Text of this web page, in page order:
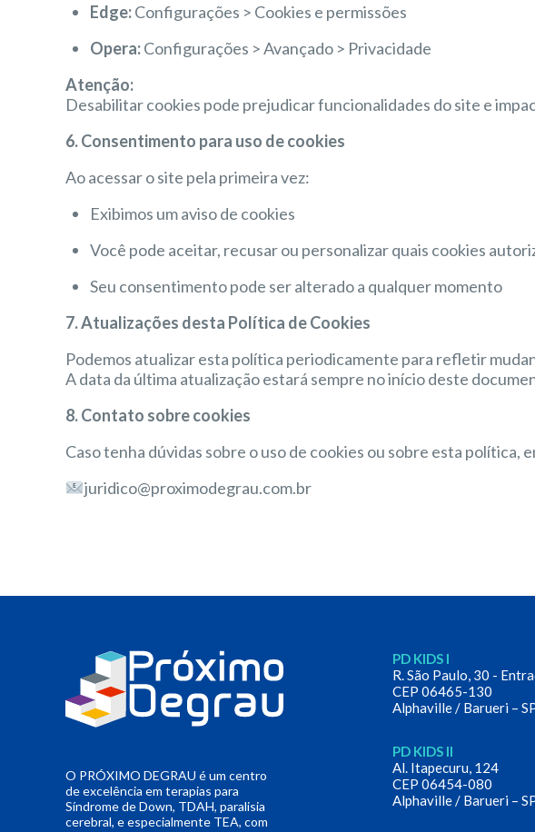
Edge:Configurações > Cookies e permissões
Opera:Configurações > Avançado > Privacidade
Atenção:
Desabilitar cookies pode prejudicar funcionalidades do site e
6. Consentimento para uso de cookies
Ao acessar o site pela primeira vez:
Exibimos um aviso de cookies
Você pode aceitar, recusar ou personalizar quais cookies
Seu consentimento pode ser alterado a qualquer momento
7. Atualizações desta Política de Cookies
Podemos atualizar esta política periodicamente para refletir
A data da última atualização estará sempre no início deste
8. Contato sobre cookies
Caso tenha dúvidas sobre o uso de cookies ou sobre esta
juridico@proximodegrau.com.br
O PRÓXIMO DEGRAU é um centro
de excelência em terapias para
Síndrome de Down, TDAH, paralisia
cerebral, e especialmente TEA, com
PD KIDS I
R. São Paulo, 30 -
CEP 06465-130
Alphaville / Barueri –
PD KIDS II
Al. Itapecuru, 124
CEP 06454-080
Alphaville / Barueri –